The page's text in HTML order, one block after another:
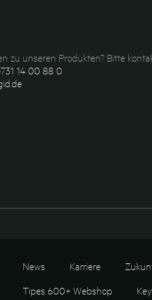
zu unseren Produkten? Bitte
14 00 88 0
News Karriere
Tipes 600+ Webshop